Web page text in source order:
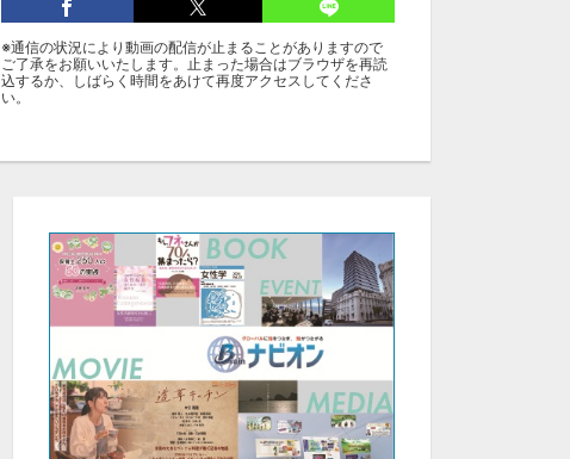
※通信の状況により動画の配信が止まることがありますので
ご了承をお願いいたします。止まった場合はブラウザを再読
込するか、しばらく時間をあけて再度アクセスしてくださ
い。